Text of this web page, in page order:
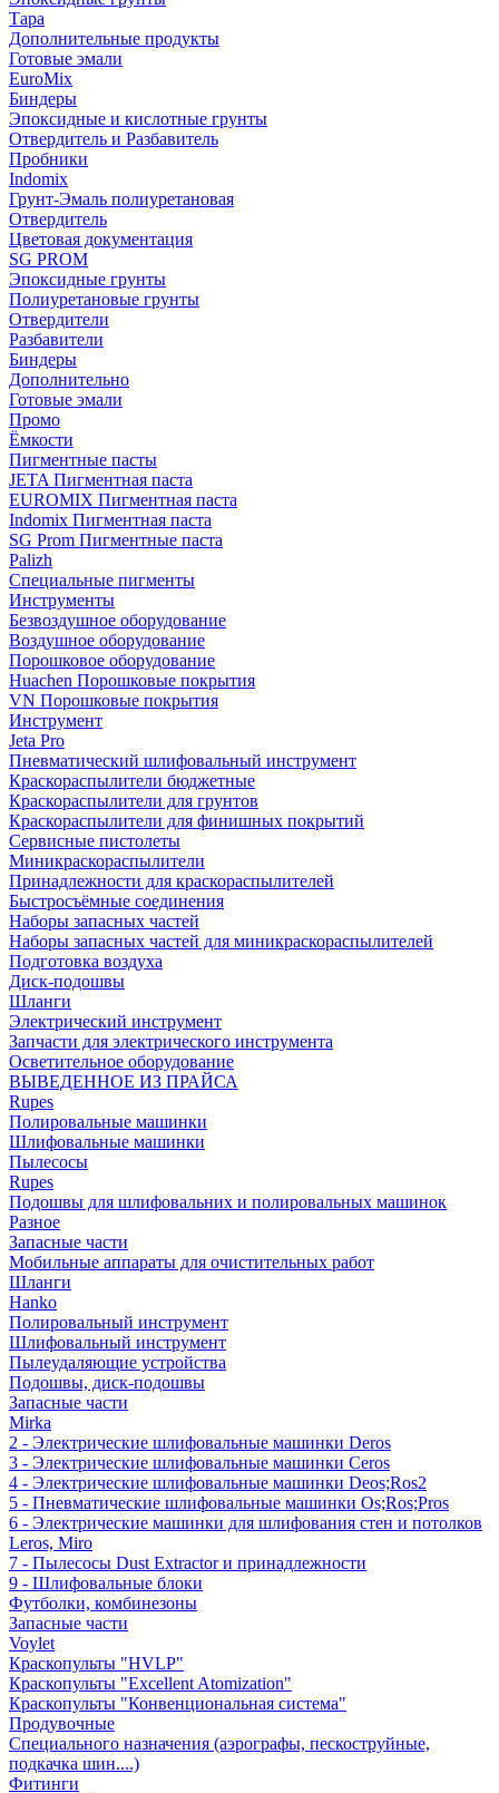
Тара
Дополнительные продукты
Готовые эмали
EuroMix
Биндеры
Эпоксидные и кислотные грунты
Отвердитель и Разбавитель
Пробники
Indomix
Грунт-Эмаль полиуретановая
Отвердитель
Цветовая документация
SG PROM
Эпоксидные грунты
Полиуретановые грунты
Отвердители
Разбавители
Биндеры
Дополнительно
Готовые эмали
Промо
Ёмкости
Пигментные пасты
JETA Пигментная паста
EUROMIX Пигментная паста
Indomix Пигментная паста
SG Prom Пигментные паста
Palizh
Специальные пигменты
Инструменты
Безвоздушное оборудование
Воздушное оборудование
Порошковое оборудование
Huachen Порошковые покрытия
VN Порошковые покрытия
Инструмент
Jeta Pro
Пневматический шлифовальный инструмент
Краскораспылители бюджетные
Краскораспылители для грунтов
Краскораспылители для финишных покрытий
Сервисные пистолеты
Миникраскораспылители
Принадлежности для краскораспылителей
Быстросъёмные соединения
Наборы запасных частей
Наборы запасных частей для миникраскораспылителей
Подготовка воздуха
Диск-подошвы
Шланги
Электрический инструмент
Запчасти для электрического инструмента
Осветительное оборудование
ВЫВЕДЕННОЕ ИЗ ПРАЙСА
Rupes
Полировальные машинки
Шлифовальные машинки
Пылесосы
Rupes
Подошвы для шлифовальних и полировальных машинок
Разное
Запасные части
Мобильные аппараты для очистительных работ
Шланги
Hanko
Полировальный инструмент
Шлифовальный инструмент
Пылеудаляющие устройства
Подошвы, диск-подошвы
Запасные части
Mirka
2 - Электрические шлифовальные машинки Deros
3 - Электрические шлифовальные машинки Ceros
4 - Электрические шлифовальные машинки Deos;Ros2
5 - Пневматические шлифовальные машинки Os;Ros;Pros
6 - Электрические машинки для шлифования стен и потолков
Leros, Miro
7 - Пылесосы Dust Extractor и принадлежности
9 - Шлифовальные блоки
Футболки, комбинезоны
Запасные части
Voylet
Краскопульты "HVLP"
Краскопульты "Excellent Atomization"
Краскопульты "Конвенциональная система"
Продувочные
Специального назначения (аэрографы, пескоструйные,
подкачка шин....)
Фитинги